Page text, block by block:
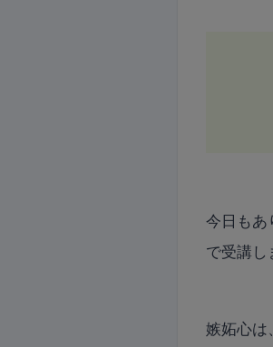
今日もあ
で受講し
嫉妬心は